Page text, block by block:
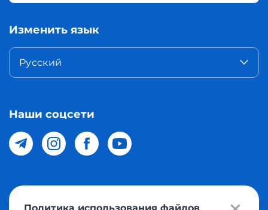
Изменить язык
Русский
Наши соцсети
© 2026 Meest Shopping доставка покупок с интернет